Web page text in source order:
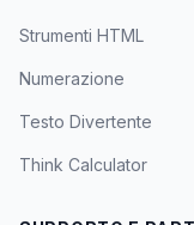
Strumenti HTML
Numerazione
Testo Divertente
Think Calculator